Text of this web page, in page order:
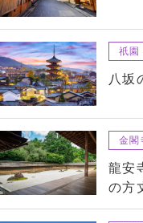
祇園
八坂
金閣
龍安
の方